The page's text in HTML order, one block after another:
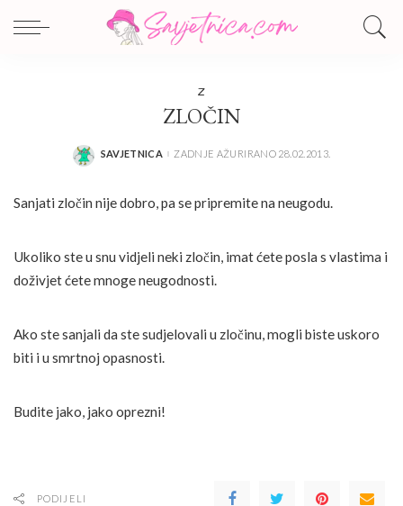
Z
ZLOČIN
POSTED
SAVJETNICA ZADNJE AŽURIRANO 28.02.2013.
Sanjati zločin nije dobro, pa se pripremite na neugodu.
Ukoliko ste u snu vidjeli neki zločin, imat ćete posla s vlastima i
doživjet ćete mnoge neugodnosti.
Ako ste sanjali da ste sudjelovali u zločinu, mogli biste uskoro
biti i u smrtnoj opasnosti.
Budite jako, jako oprezni!
PODIJELI